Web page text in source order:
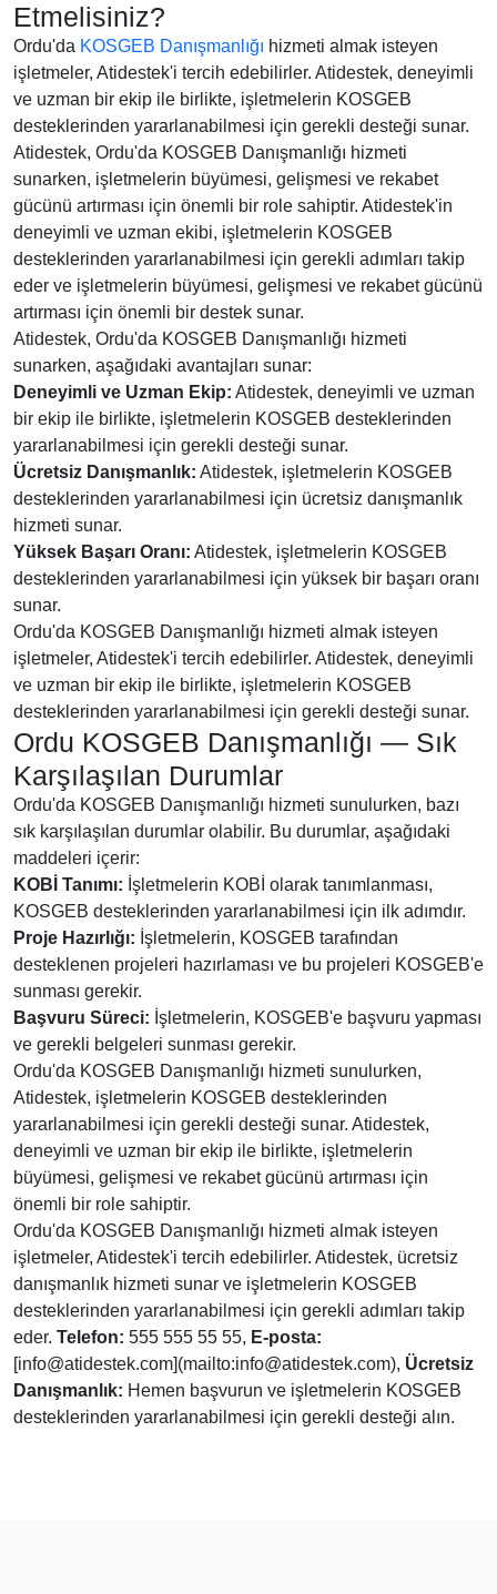
Etmelisiniz?
Ordu'da KOSGEB Danışmanlığı hizmeti almak isteyen
işletmeler, Atidestek'i tercih edebilirler. Atidestek, deneyimli
ve uzman bir ekip ile birlikte, işletmelerin KOSGEB
desteklerinden yararlanabilmesi için gerekli desteği sunar.
Atidestek, Ordu'da KOSGEB Danışmanlığı hizmeti
sunarken, işletmelerin büyümesi, gelişmesi ve rekabet
gücünü artırması için önemli bir role sahiptir. Atidestek'in
deneyimli ve uzman ekibi, işletmelerin KOSGEB
desteklerinden yararlanabilmesi için gerekli adımları takip
eder ve işletmelerin büyümesi, gelişmesi ve rekabet gücünü
artırması için önemli bir destek sunar.
Atidestek, Ordu'da KOSGEB Danışmanlığı hizmeti
sunarken, aşağıdaki avantajları sunar:
Deneyimli ve Uzman Ekip: Atidestek, deneyimli ve uzman
bir ekip ile birlikte, işletmelerin KOSGEB desteklerinden
yararlanabilmesi için gerekli desteği sunar.
Ücretsiz Danışmanlık: Atidestek, işletmelerin KOSGEB
desteklerinden yararlanabilmesi için ücretsiz danışmanlık
hizmeti sunar.
Yüksek Başarı Oranı: Atidestek, işletmelerin KOSGEB
desteklerinden yararlanabilmesi için yüksek bir başarı oranı
sunar.
Ordu'da KOSGEB Danışmanlığı hizmeti almak isteyen
işletmeler, Atidestek'i tercih edebilirler. Atidestek, deneyimli
ve uzman bir ekip ile birlikte, işletmelerin KOSGEB
desteklerinden yararlanabilmesi için gerekli desteği sunar.
Ordu KOSGEB Danışmanlığı — Sık
Karşılaşılan Durumlar
Ordu'da KOSGEB Danışmanlığı hizmeti sunulurken, bazı
sık karşılaşılan durumlar olabilir. Bu durumlar, aşağıdaki
maddeleri içerir:
KOBİ Tanımı: İşletmelerin KOBİ olarak tanımlanması,
KOSGEB desteklerinden yararlanabilmesi için ilk adımdır.
Proje Hazırlığı: İşletmelerin, KOSGEB tarafından
desteklenen projeleri hazırlaması ve bu projeleri KOSGEB'e
sunması gerekir.
Başvuru Süreci: İşletmelerin, KOSGEB'e başvuru yapması
ve gerekli belgeleri sunması gerekir.
Ordu'da KOSGEB Danışmanlığı hizmeti sunulurken,
Atidestek, işletmelerin KOSGEB desteklerinden
yararlanabilmesi için gerekli desteği sunar. Atidestek,
deneyimli ve uzman bir ekip ile birlikte, işletmelerin
büyümesi, gelişmesi ve rekabet gücünü artırması için
önemli bir role sahiptir.
Ordu'da KOSGEB Danışmanlığı hizmeti almak isteyen
işletmeler, Atidestek'i tercih edebilirler. Atidestek, ücretsiz
danışmanlık hizmeti sunar ve işletmelerin KOSGEB
desteklerinden yararlanabilmesi için gerekli adımları takip
eder. Telefon: 555 555 55 55, E-posta:
[info@atidestek.com](mailto:info@atidestek.com), Ücretsiz
Danışmanlık: Hemen başvurun ve işletmelerin KOSGEB
desteklerinden yararlanabilmesi için gerekli desteği alın.